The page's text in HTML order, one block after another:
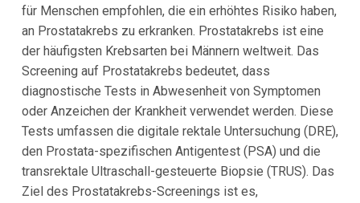
für Menschen empfohlen, die ein erhöhtes Risiko haben,
an Prostatakrebs zu erkranken. Prostatakrebs ist eine
der häufigsten Krebsarten bei Männern weltweit. Das
Screening auf Prostatakrebs bedeutet, dass
diagnostische Tests in Abwesenheit von Symptomen
oder Anzeichen der Krankheit verwendet werden. Diese
Tests umfassen die digitale rektale Untersuchung (DRE),
den Prostata-spezifischen Antigentest (PSA) und die
transrektale Ultraschall-gesteuerte Biopsie (TRUS). Das
Ziel des Prostatakrebs-Screenings ist es,